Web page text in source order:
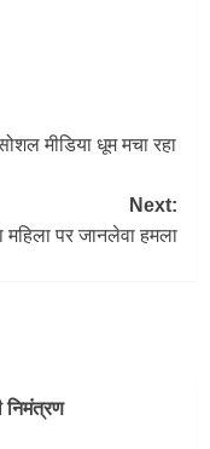
मीडिया धूम मचा रहा
Next:
महिला पर जानलेवा हमला
निमंत्रण